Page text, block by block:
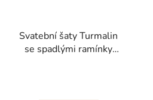
Svatební šaty Turmalin
se spadlými ramínky